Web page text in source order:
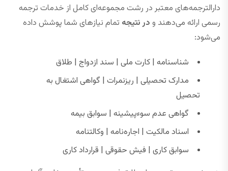
دارالترجمه‌های معتبر در رشت مجموعه‌ای کامل از خدمات ترجمه
رسمی ارائه می‌دهند و در نتیجه تمام نیازهای شما پوشش داده
می‌شود:
شناسنامه | کارت ملی | سند ازدواج | طلاق
مدارک تحصیلی | ریزنمرات | گواهی اشتغال به
تحصیل
گواهی عدم سوءپیشینه | سوابق بیمه
اسناد مالکیت | اجاره‌نامه | وکالتنامه
سوابق کاری | فیش حقوقی | قرارداد کاری